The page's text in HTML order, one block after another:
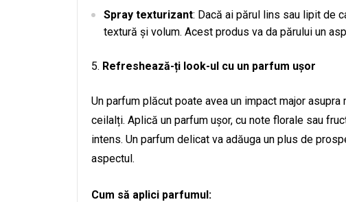
Spray texturizant: Dacă ai părul lins sau lipit de
textură și volum. Acest produs va da părului un
Refreshează-ți look-ul cu un parfum ușor
Un parfum plăcut poate avea un impact major
ceilalți. Aplică un parfum ușor, cu note florale sau
intens. Un parfum delicat va adăuga un plus de
aspectul.
Cum să aplici parfumul: